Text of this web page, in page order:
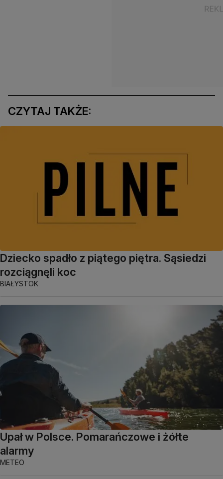
CZYTAJ TAKŻE:
Dziecko spadło z piątego piętra. Sąsiedzi
rozciągnęli koc
BIAŁYSTOK
Upał w Polsce. Pomarańczowe i żółte
alarmy
METEO